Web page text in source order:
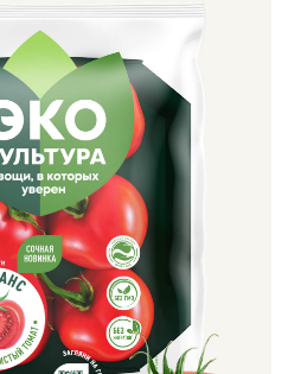
яркий цвет,
и богатстве вкуса
сочетание
как у самых лучших
прочная, приятная
лета, который
аппетитные плоды,
любого стола
нежной, бархатистой